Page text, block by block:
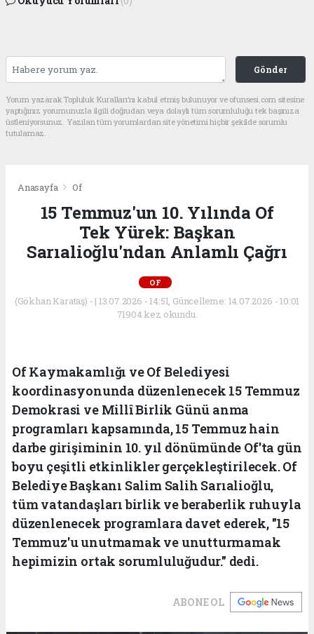
Gönder
Yorum yazarak Topluluk Kuralları’nı kabul etmiş bulunuyor ve ofunsesi.com sitesine
yaptığınız yorumunuzla ilgili doğrudan veya dolaylı tüm sorumluluğu tek başınıza
üstleniyorsunuz. Yazılan tüm yorumlardan site yönetimi hiçbir şekilde sorumlu
tutulamaz.
Anasayfa Of
15 Temmuz'un 10. Yılında Of
Tek Yürek: Başkan
Sarıalioğlu'ndan Anlamlı Çağrı
OF
(Gökhan Karataş) - | 13.07.2026 - 14:51, Güncelleme: 14.07.2026 - 10:01
71904 kez okundu.
Of Kaymakamlığı ve Of Belediyesi
koordinasyonunda düzenlenecek 15 Temmuz
Demokrasi ve Millî Birlik Günü anma
programları kapsamında, 15 Temmuz hain
darbe girişiminin 10. yıl dönümünde Of'ta gün
boyu çeşitli etkinlikler gerçekleştirilecek. Of
Belediye Başkanı Salim Salih Sarıalioğlu,
tüm vatandaşları birlik ve beraberlik ruhuyla
düzenlenecek programlara davet ederek, "15
Temmuz'u unutmamak ve unutturmamak
hepimizin ortak sorumluluğudur." dedi.
ABONE OL